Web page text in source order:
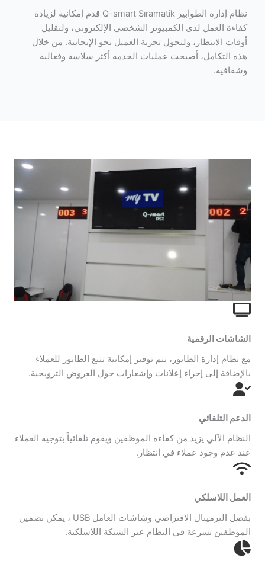
نظام إدارة الطوابير Q-smart Sıramatik قدم إمكانية لزيادة
كفاءة العمل لدى الكمبيوتر الشخصي الإلكتروني، ولتقليل
أوقات الانتظار، ولتحول تجربة العميل نحو الإيجابية. من خلال
هذه التكامل، أصبحت عمليات الخدمة أكثر سلاسة وفعالية
وشفافية.
الشاشات الرقمية
مع نظام إدارة الطابور، يتم توفير إمكانية تتبع الطابور للعملاء
بالإضافة إلى إجراء إعلانات وإشعارات حول العروض الترويجية.
الدعم التلقائي
النظام الآلي يزيد من كفاءة الموظفين ويقوم تلقائياً بتوجيه العملاء
عند عدم وجود عملاء في انتظار.
العمل اللاسلكي
بفضل الترمينال الافتراضي وشاشات العامل USB ، يمكن تضمين
الموظفين بسرعة في النظام عبر الشبكة اللاسلكية.